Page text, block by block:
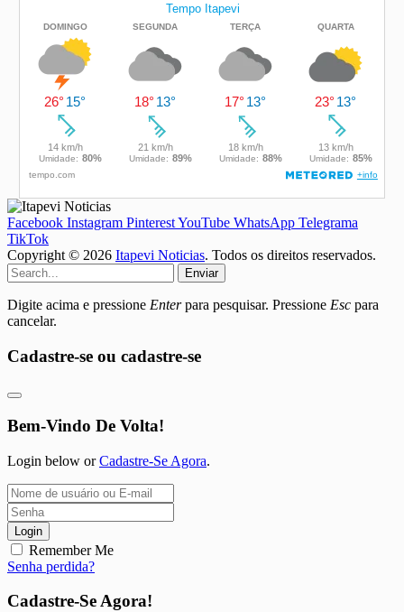
Facebook Instagram PinterestYouTube WhatsApp Telegrama
TikTok
Copyright © 2026 Itapevi Noticias. Todos os direitos reservados.
Enviar
Digite acima e pressione Enterpara pesquisar. Pressione Esc para
cancelar.
Cadastre-se ou cadastre-se
Bem-Vindo De Volta!
Login below orCadastre-Se Agora.
Login
Remember Me
Senha perdida?
Cadastre-Se Agora!